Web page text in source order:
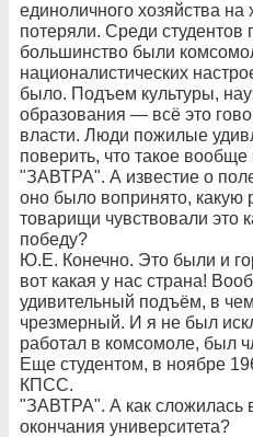
единоличного хозяйства
потеряли. Среди
большинство были
националистических
было. Подъем культуры,
образования — всё это
власти. Люди пожилые
поверить, что такое
"ЗАВТРА". А известие о
оно было вопринято,
товарищи чувствовали это
победу?
Ю.Е. Конечно. Это были и
вот какая у нас страна!
удивительный подъём, в
чрезмерный. И я не был
работал в комсомоле, был
Еще студентом, в ноябре
КПСС.
"ЗАВТРА". А как сложилась
окончания университета?